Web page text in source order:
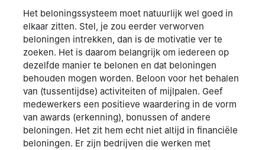
Het beloningssysteem moet natuurlijk wel goed in
elkaar zitten. Stel, je zou eerder verworven
beloningen intrekken, dan is de motivatie ver te
zoeken. Het is daarom belangrijk om iedereen op
dezelfde manier te belonen en dat beloningen
behouden mogen worden. Beloon voor het behalen
van (tussentijdse) activiteiten of mijlpalen. Geef
medewerkers een positieve waardering in de vorm
van awards (erkenning), bonussen of andere
beloningen. Het zit hem echt niet altijd in financiële
beloningen. Er zijn bedrijven die werken met